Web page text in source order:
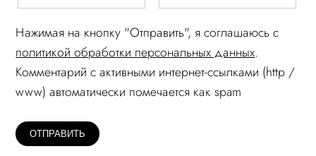
Нажимая на кнопку "Отправить", я соглашаюсь c
политикой обработки персональных данных.
Комментарий c активными интернет-ссылками (http /
www) автоматически помечается как spam